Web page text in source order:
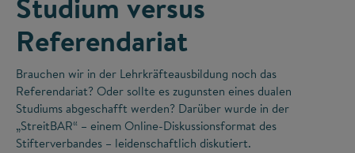
Studium versus
Referendariat
Brauchen wir in der Lehrkräfteausbildung noch das
Referendariat? Oder sollte es zugunsten eines dualen
Studiums abgeschafft werden? Darüber wurde in der
„StreitBAR“ – einem Online-Diskussionsformat des
Stifterverbandes – leidenschaftlich diskutiert.